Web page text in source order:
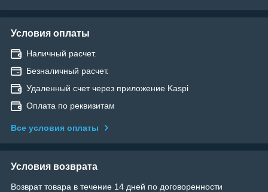
Условия оплаты
Наличный расчет.
Безналичный расчет.
Удаленный счет через приложение Kaspi
Оплата по реквизитам
Все условия оплаты
Условия возврата
Возврат товара в течение 14 дней по договоренности